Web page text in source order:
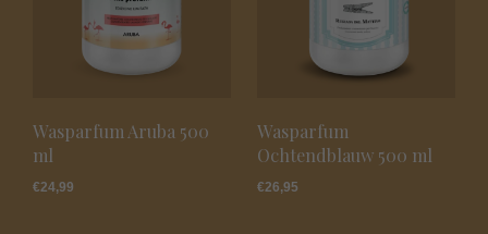
Wasparfum Aruba 500
ml
€24,99
Wasparfum
Ochtendblauw 500 ml
€26,95